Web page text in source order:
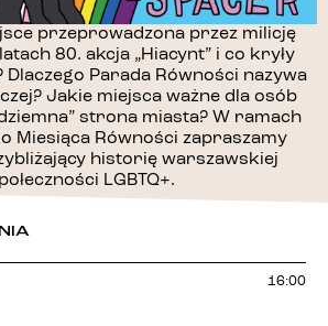
przeprowadzona przez milicję
80. akcja „Hiacynt” i co kryły
Dlaczego Parada Równości nazywa
Jakie miejsca ważne dla osób
strona miasta? W ramach
Miesiąca Równości zapraszamy
historię warszawskiej
LGBTQ+.
16:00